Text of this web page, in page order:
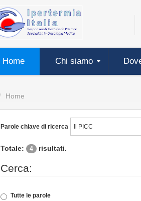
Home Chi siamo
Home
Parole chiave di ricerca
Totale: 4 risultati.
Cerca:
Tutte le parole